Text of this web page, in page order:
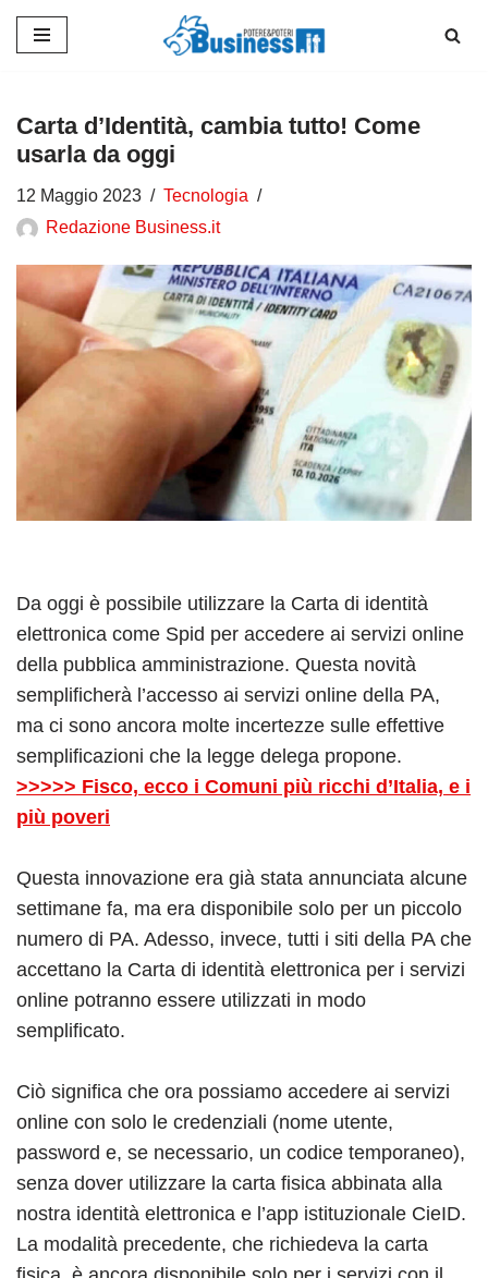
contenuto
Carta d’Identità, cambia tutto! Come
usarla da oggi
12 Maggio 2023
Tecnologia
Redazione Business.it
Da oggi è possibile utilizzare la Carta di identità
elettronica come Spid per accedere ai servizi online
della pubblica amministrazione. Questa novità
semplificherà l’accesso ai servizi online della PA,
ma ci sono ancora molte incertezze sulle effettive
semplificazioni che la legge delega propone.
>>>>> Fisco, ecco i Comuni più ricchi d’Italia, e i
più poveri
Questa innovazione era già stata annunciata alcune
settimane fa, ma era disponibile solo per un piccolo
numero di PA. Adesso, invece, tutti i siti della PA che
accettano la Carta di identità elettronica per i servizi
online potranno essere utilizzati in modo
semplificato.
Ciò significa che ora possiamo accedere ai servizi
online con solo le credenziali (nome utente,
password e, se necessario, un codice temporaneo),
senza dover utilizzare la carta fisica abbinata alla
nostra identità elettronica e l’app istituzionale CieID.
La modalità precedente, che richiedeva la carta